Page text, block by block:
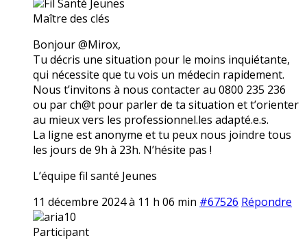
Fil Santé Jeunes
Maître des clés
Bonjour @Mirox,
Tu décris une situation pour le moins inquiétante,
qui nécessite que tu vois un médecin rapidement.
Nous t’invitons à nous contacter au 0800 235 236
ou par ch@t pour parler de ta situation et t’orienter
au mieux vers les professionnel.les adapté.e.s.
La ligne est anonyme et tu peux nous joindre tous
les jours de 9h à 23h. N’hésite pas !
L’équipe fil santé Jeunes
11 décembre 2024 à 11 h 06 min #67526 Répondre
aria10
Participant